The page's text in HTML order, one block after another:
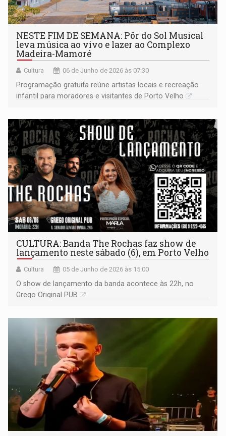
NESTE FIM DE SEMANA: Pôr do Sol Musical
leva música ao vivo e lazer ao Complexo
Madeira-Mamoré
Cultura 06 de Junho de 2026 às 07:30
Programação gratuita reúne artistas locais e recreação
infantil para moradores e visitantes de Porto Velho
CULTURA: Banda The Rochas faz show de
lançamento neste sábado (6), em Porto Velho
Cultura 05 de Junho de 2026 às 15:00
O show de lançamento da banda acontece às 22h, no
Grego Original PUB